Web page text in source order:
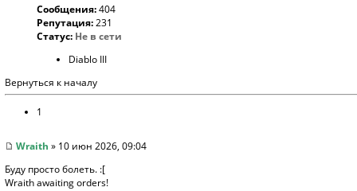
Сообщения:404
Репутация:231
Статус: Не в сети
Diablo III
Вернуться к началу
1
Wraith » 10 июн 2026, 09:04
Буду просто болеть. :[
Wraith awaiting orders!